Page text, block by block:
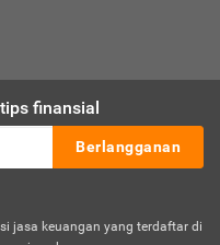
finansial
Berlangganan
jasa keuangan yang terdaftar di